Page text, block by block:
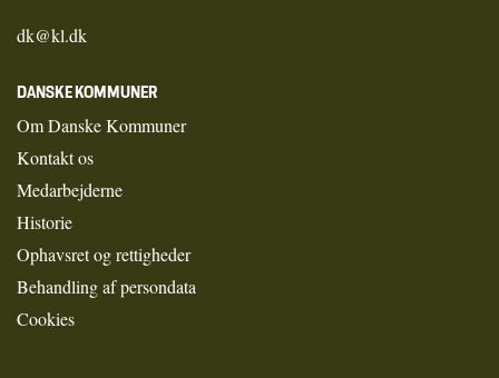
dk@kl.dk
DANSKE KOMMUNER
Om Danske Kommuner
Kontakt os
Medarbejderne
Historie
Ophavsret og rettigheder
Behandling af persondata
Cookies